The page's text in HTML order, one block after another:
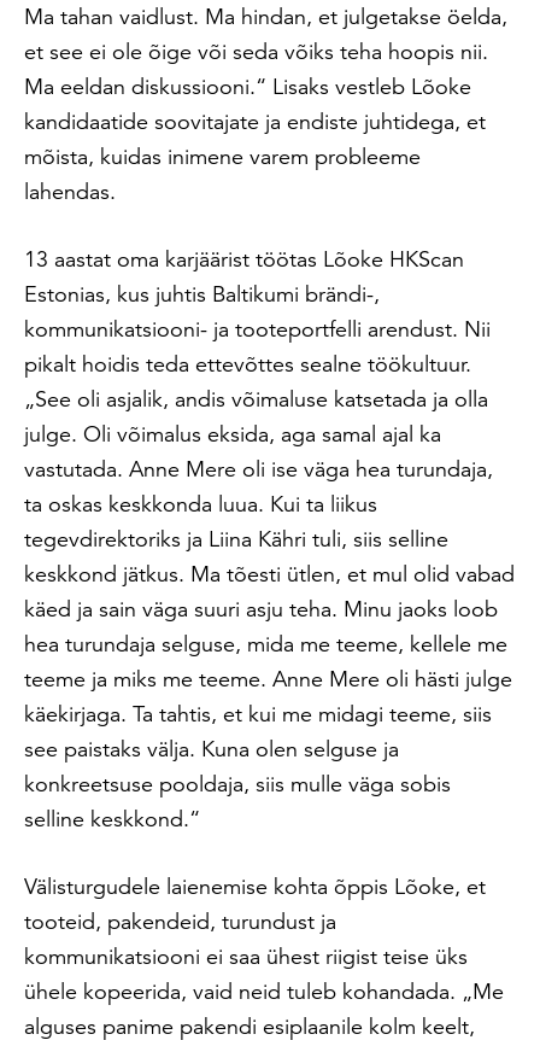
Ma tahan vaidlust. Ma hindan, et julgetakse öelda,
et see ei ole õige või seda võiks teha hoopis nii.
Ma eeldan diskussiooni.“ Lisaks vestleb Lõoke
kandidaatide soovitajate ja endiste juhtidega, et
mõista, kuidas inimene varem probleeme
lahendas.
13 aastat oma karjäärist töötas Lõoke HKScan
Estonias, kus juhtis Baltikumi brändi-,
kommunikatsiooni- ja tooteportfelli arendust. Nii
pikalt hoidis teda ettevõttes sealne töökultuur.
„See oli asjalik, andis võimaluse katsetada ja olla
julge. Oli võimalus eksida, aga samal ajal ka
vastutada. Anne Mere oli ise väga hea turundaja,
ta oskas keskkonda luua. Kui ta liikus
tegevdirektoriks ja Liina Kähri tuli, siis selline
keskkond jätkus. Ma tõesti ütlen, et mul olid vabad
käed ja sain väga suuri asju teha. Minu jaoks loob
hea turundaja selguse, mida me teeme, kellele me
teeme ja miks me teeme. Anne Mere oli hästi julge
käekirjaga. Ta tahtis, et kui me midagi teeme, siis
see paistaks välja. Kuna olen selguse ja
konkreetsuse pooldaja, siis mulle väga sobis
selline keskkond.“
Välisturgudele laienemise kohta õppis Lõoke, et
tooteid, pakendeid, turundust ja
kommunikatsiooni ei saa ühest riigist teise üks
ühele kopeerida, vaid neid tuleb kohandada. „Me
alguses panime pakendi esiplaanile kolm keelt,